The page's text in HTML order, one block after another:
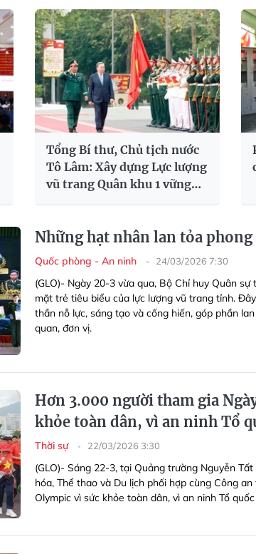
Tổng Bí thư, Chủ tịch nước
Tô Lâm: Xây dựng Lực lượng
vũ trang Quân khu 1 vững
mạnh toàn diện
Những hạt nhân lan tỏa
Quốc phòng - An ninh 24/03/2026 7:30
(GLO)- Ngày 20-3 vừa qua, Bộ Chỉ huy Quân
mặt trẻ tiêu biểu của lực lượng vũ trang tỉnh.
thần nỗ lực, sáng tạo và cống hiến, góp phần
quan, đơn vị.
Hơn 3.000 người tham gia
khỏe toàn dân, vì an ninh Tổ
Thời sự 22/03/2026 3:30
(GLO)- Sáng 22-3, tại Quảng trường Nguyễn
hóa, Thể thao và Du lịch phối hợp cùng Công
Olympic vì sức khỏe toàn dân, vì an ninh Tổ